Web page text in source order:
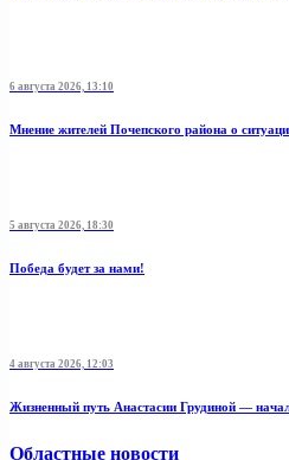
6 августа 2026, 13:10
Мнение жителей Почепского района о
5 августа 2026, 18:30
Победа будет за нами!
4 августа 2026, 12:03
Жизненный путь Анастасии Грудиной —
Областные новости